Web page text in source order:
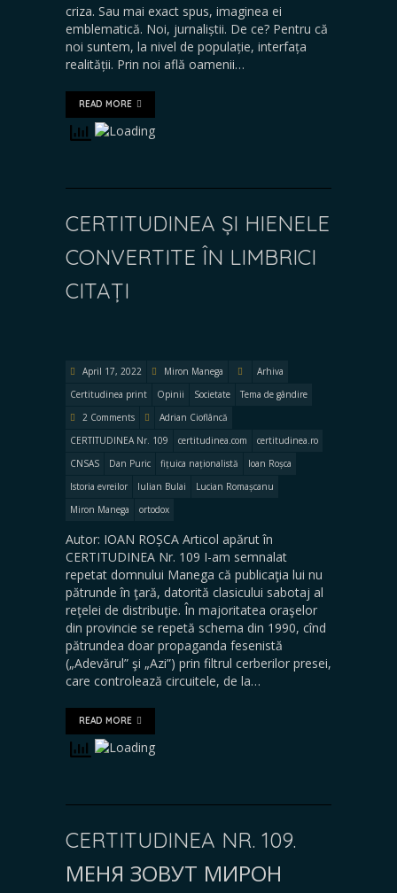
criza. Sau mai exact spus, imaginea ei
emblematică. Noi, jurnaliștii. De ce? Pentru că
noi suntem, la nivel de populație, interfața
realității. Prin noi află oamenii…
READ MORE
CERTITUDINEA ȘI HIENELE
CONVERTITE ÎN LIMBRICI
CITAȚI
April 17, 2022 Miron Manega
Arhiva
Certitudinea print
Opinii Societate
Tema de gândire
2 Comments
Adrian Cioflâncă
CERTITUDINEA Nr. 109
certitudinea.com
certitudinea.ro
CNSAS
Dan Puric fițuica naționalistă
Ioan Roșca
Istoria evreilor
Iulian Bulai
Lucian Romașcanu
Miron Manega
ortodox
Autor: IOAN ROȘCA Articol apărut în
CERTITUDINEA Nr. 109 I-am semnalat
repetat domnului Manega că publicaţia lui nu
pătrunde în ţară, datorită clasicului sabotaj al
reţelei de distribuţie. În majoritatea oraşelor
din provincie se repetă schema din 1990, cînd
pătrundea doar propaganda fesenistă
(„Adevărul” şi „Azi”) prin filtrul cerberilor presei,
care controlează circuitele, de la…
READ MORE
CERTITUDINEA NR. 109.
МЕНЯ ЗОВУТ МИРОН